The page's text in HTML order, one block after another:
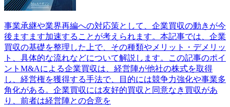
事業承継や業界再編への対応策として、企業買収の動きが今
後ますます加速することが考えられます。本記事では、企業
買収の基礎を整理した上で、その種類やメリット・デメリッ
ト、具体的な流れなどについて解説します。この記事のポイ
ントM&Aによる企業買収は、経営陣が他社の株式を取得
し、経営権を獲得する手法で、目的には競争力強化や事業多
角化がある。企業買収には友好的買収と同意なき買収があ
り、前者は経営陣との合意を